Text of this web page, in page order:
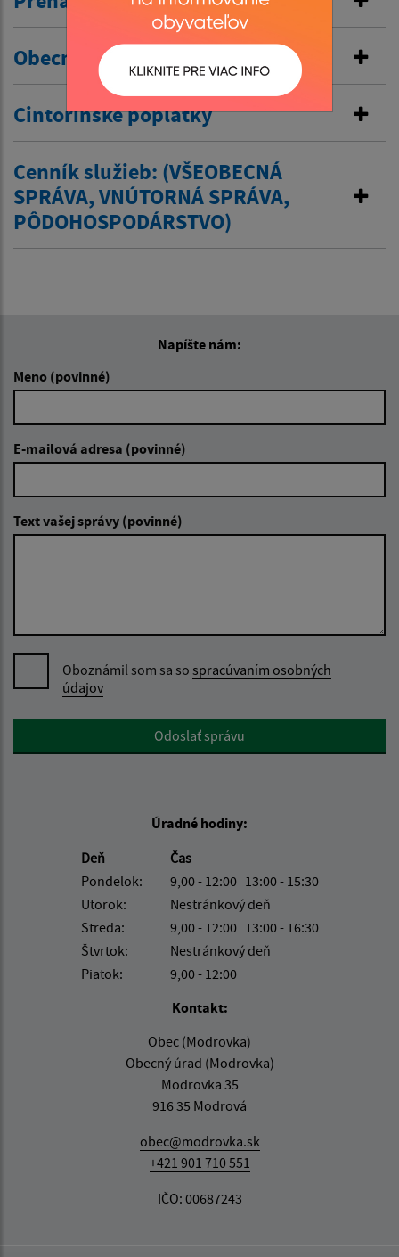
Obecné nájomné byty
Cintorínske poplatky
Cenník služieb: (VŠEOBECNÁ
SPRÁVA, VNÚTORNÁ SPRÁVA,
PÔDOHOSPODÁRSTVO)
Napíšte nám:
Meno (povinné)
E-mailová adresa (povinné)
Text vašej správy (povinné)
Oboznámil som sa so spracúvaním osobných
údajov
Google reCaptcha ResponseOdoslať správu
Úradné hodiny:
Deň
Čas
Pondelok:
9,00 - 12:00 13:00 - 15:30
Utorok:
Nestránkový deň
Streda:
9,00 - 12:00 13:00 - 16:30
Štvrtok:
Nestránkový deň
Piatok:
9,00 - 12:00
Kontakt:
Obec (Modrovka)
Obecný úrad (Modrovka)
Modrovka 35
916 35 Modrová
obec@modrovka.sk
+421 901 710 551
IČO: 00687243